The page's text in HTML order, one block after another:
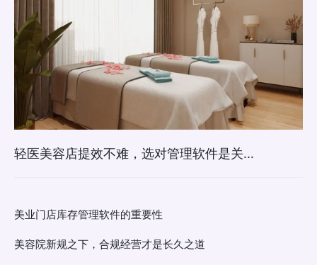
轻医美容店提效不难，选对管理软件是关...
美业门店库存管理软件的重要性
美容院新规之下，合规经营才是长久之道